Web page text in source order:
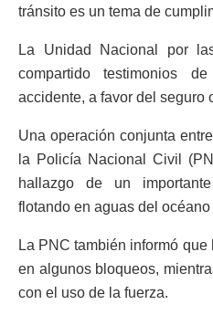
tránsito es un tema de
La Unidad Nacional por
compartido testimonios
accidente, a favor del seguro
Una operación conjunta
la Policía Nacional Civil
hallazgo de un
flotando en aguas del
La PNC también informó
en algunos bloqueos,
con el uso de la fuerza.